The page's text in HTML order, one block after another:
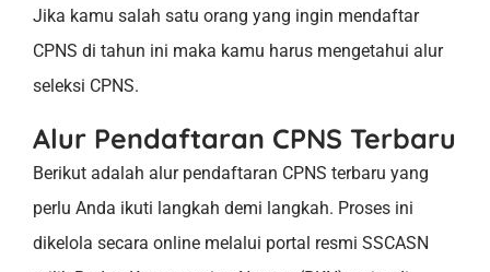
Jika kamu salah satu orang yang ingin mendaftar
CPNS di tahun ini maka kamu harus mengetahui alur
seleksi CPNS.
Alur Pendaftaran CPNS Terbaru
Berikut adalah alur pendaftaran CPNS terbaru yang
perlu Anda ikuti langkah demi langkah. Proses ini
dikelola secara online melalui portal resmi SSCASN